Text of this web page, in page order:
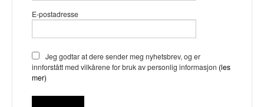
du får en bedre kjøpsopplevelse og
bruker cookies hovedsaklig til å
lagre innloggingsdetaljer og huske
hva du har puttet i handlekurven
din. Fortsett å bruke siden som
mer
E-postadresse
Jeg godtar at dere sender meg nyhetsbrev, og er
innforstått med vilkårene for bruk av personlig informasjon (les
mer)